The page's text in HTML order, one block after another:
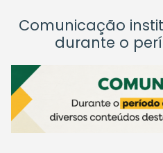
Comunicação
durante o